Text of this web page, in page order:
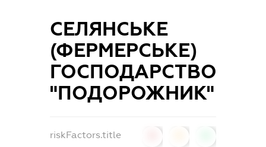
СЕЛЯНСЬКЕ
(ФЕРМЕРСЬКЕ)
ГОСПОДАРСТВО
"ПОДОРОЖНИК"
riskFactors.title